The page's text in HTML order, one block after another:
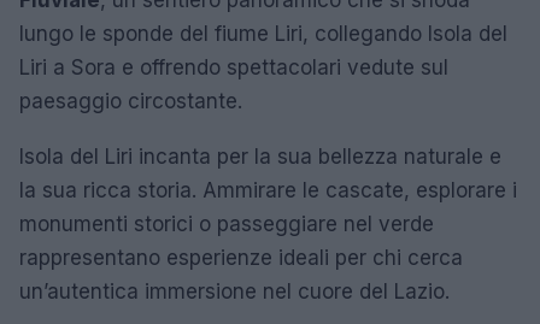
lungo le sponde del fiume Liri, collegando Isola del
Liri a Sora e offrendo spettacolari vedute sul
paesaggio circostante.
Isola del Liri incanta per la sua bellezza naturale e
la sua ricca storia. Ammirare le cascate, esplorare i
monumenti storici o passeggiare nel verde
rappresentano esperienze ideali per chi cerca
un’autentica immersione nel cuore del Lazio.